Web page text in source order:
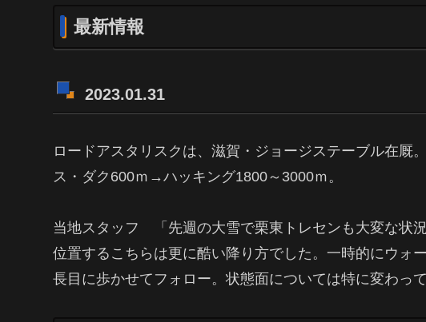
最新情報
2023.01.31
ロードアスタリスクは、滋賀・ジョージステーブル在厩
ス・ダク600ｍ→ハッキング1800～3000ｍ。
当地スタッフ 「先週の大雪で栗東トレセンも大変な状
位置するこちらは更に酷い降り方でした。一時的にウォ
長目に歩かせてフォロー。状態面については特に変わって